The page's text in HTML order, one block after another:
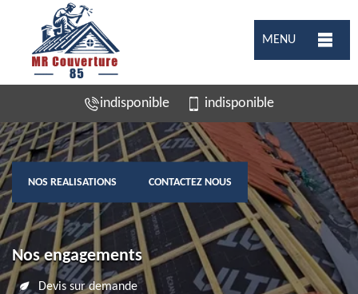
MENU
indisponible indisponible
NOS REALISATIONS CONTACTEZ NOUS
Nos engagements
Devis sur demande